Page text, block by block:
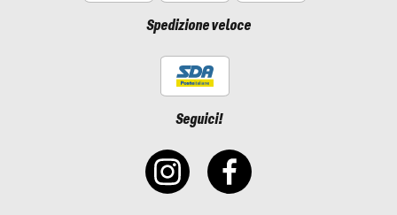
Spedizione veloce
Seguici!